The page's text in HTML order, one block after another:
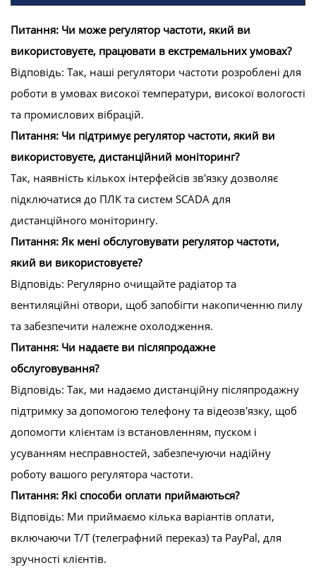
Питання: Чи може регулятор частоти, який ви
використовуєте, працювати в екстремальних умовах?
Відповідь: Так, наші регулятори частоти розроблені для
роботи в умовах високої температури, високої вологості
та промислових вібрацій.
Питання: Чи підтримує регулятор частоти, який ви
використовуєте, дистанційний моніторинг?
Так, наявність кількох інтерфейсів зв'язку дозволяє
підключатися до ПЛК та систем SCADA для
дистанційного моніторингу.
Питання: Як мені обслуговувати регулятор частоти,
який ви використовуєте?
Відповідь: Регулярно очищайте радіатор та
вентиляційні отвори, щоб запобігти накопиченню пилу
та забезпечити належне охолодження.
Питання: Чи надаєте ви післяпродажне
обслуговування?
Відповідь: Так, ми надаємо дистанційну післяпродажну
підтримку за допомогою телефону та відеозв'язку, щоб
допомогти клієнтам із встановленням, пуском і
усуванням несправностей, забезпечуючи надійну
роботу вашого регулятора частоти.
Питання: Які способи оплати приймаються?
Відповідь: Ми приймаємо кілька варіантів оплати,
включаючи T/T (телеграфний переказ) та PayPal, для
зручності клієнтів.